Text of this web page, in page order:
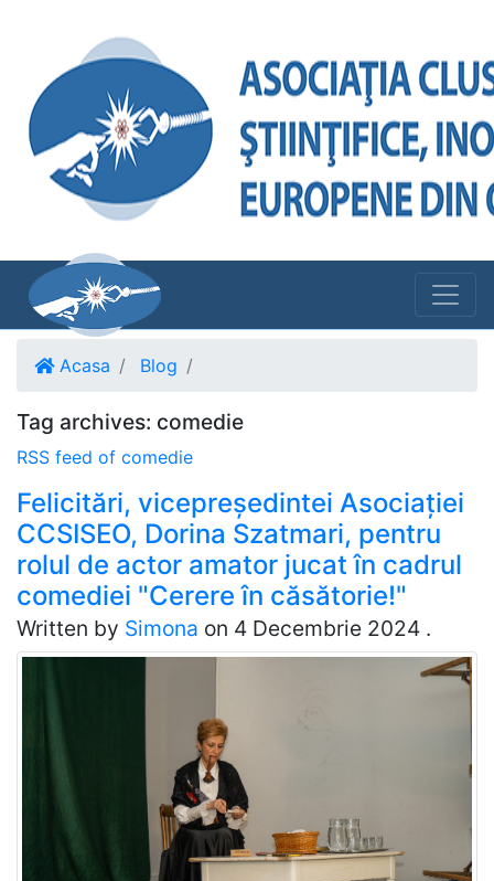
Acasa Blog
Tag archives: comedie
RSS feed of comedie
Felicitări, vicepreședintei Asociației
CCSISEO, Dorina Szatmari, pentru
rolul de actor amator jucat în cadrul
comediei "Cerere în căsătorie!"
Written by Simona on 4 Decembrie 2024 .